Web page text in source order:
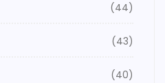
(44)
(43)
(40)